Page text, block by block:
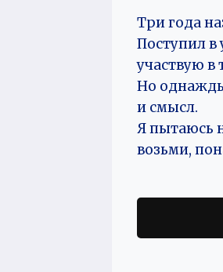
Три года
Поступил
участвую в
Но
и смысл.
Я пытаюсь
возьми,